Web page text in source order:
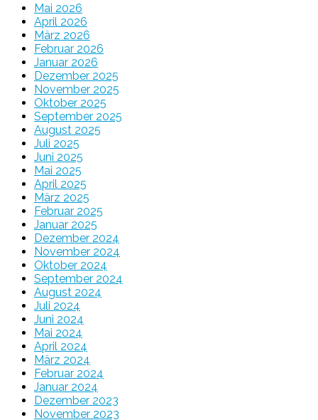
Mai 2026
April 2026
März 2026
Februar 2026
Januar 2026
Dezember 2025
November 2025
Oktober 2025
September 2025
August 2025
Juli 2025
Juni 2025
Mai 2025
April 2025
März 2025
Februar 2025
Januar 2025
Dezember 2024
November 2024
Oktober 2024
September 2024
August 2024
Juli 2024
Juni 2024
Mai 2024
April 2024
März 2024
Februar 2024
Januar 2024
Dezember 2023
November 2023